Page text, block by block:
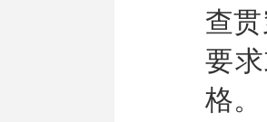
查
要
格。